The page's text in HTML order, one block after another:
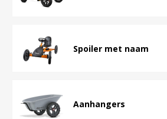
Spoiler met naam
Aanhangers